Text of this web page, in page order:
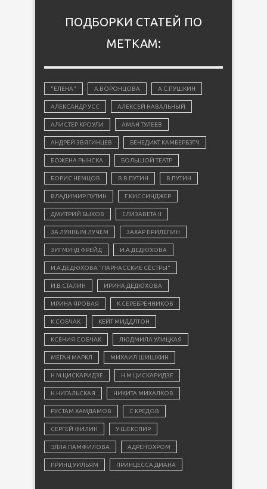
ПОДБОРКИ СТАТЕЙ ПО
МЕТКАМ:
"ЕЛЕНА" А.ВОРОНЦОВА А.С.ПУШКИН
АЛЕКСАНДР УСС АЛЕКСЕЙ НАВАЛЬНЫЙ
АЛИСТЕР КРОУЛИ АМАН ТУЛЕЕВ
АНДРЕЙ ЗВЯГИНЦЕВ БЕНЕДИКТ КАМБЕРБЭТЧ
БОЖЕНА РЫНСКА БОЛЬШОЙ ТЕАТР
БОРИС НЕМЦОВ В.В.ПУТИН В.ПУТИН
ВЛАДИМИР ПУТИН Г.КИССИНДЖЕР
ДМИТРИЙ БЫКОВ ЕЛИЗАВЕТА II
ЗА ЛУННЫМ ЛУЧЕМ ЗАХАР ПРИЛЕПИН
ЗИГМУНД ФРЕЙД И.А.ДЕДЮХОВА
И.А.ДЕДЮХОВА "ПАРНАССКИЕ СЁСТРЫ"
И.В.СТАЛИН ИРИНА ДЕДЮХОВА
ИРИНА ЯРОВАЯ К.СЕРЕБРЕННИКОВ
К.СОБЧАК КЕЙТ МИДДЛТОН
КСЕНИЯ СОБЧАК ЛЮДМИЛА УЛИЦКАЯ
МЕГАН МАРКЛ МИХАИЛ ШИШКИН
Н.М.ЦИСКАРИДЗЕ Н.М.ЦИСКАРИДЗЕ
Н.НИГАЛЬСКАЯ НИКИТА МИХАЛКОВ
РУСТАМ ХАМДАМОВ С.КРЕДОВ
СЕРГЕЙ ФИЛИН У.ШЕКСПИР
ЭЛЛА ПАМФИЛОВА АДРЕНОХРОМ
ПРИНЦ УИЛЬЯМ ПРИНЦЕССА ДИАНА